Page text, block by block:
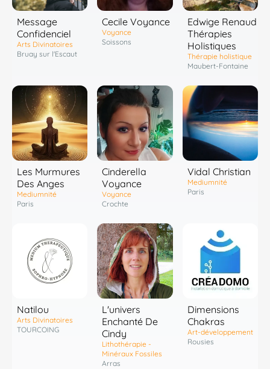
Message
Confidenciel
Arts Divinatoires
Bruay sur l'Escaut
Cecile Voyance
Voyance
Soissons
Edwige Renaud
Thérapies
Holistiques
Thérapie holistique
Maubert-Fontaine
Les Murmures
Des Anges
Mediumnité
Paris
Cinderella
Voyance
Voyance
Crochte
Vidal Christian
Mediumnité
Paris
Natilou
Arts Divinatoires
TOURCOING
L'univers
Enchanté De
Cindy
Lithothérapie -
Minéraux Fossiles
Arras
Dimensions
Chakras
Art-développement
Rousies